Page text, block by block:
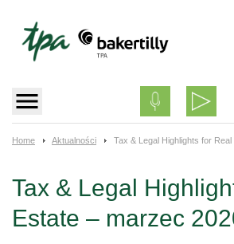
content
Home Aktualności Tax & Legal Highlights for
Tax & Legal
Estate – marzec